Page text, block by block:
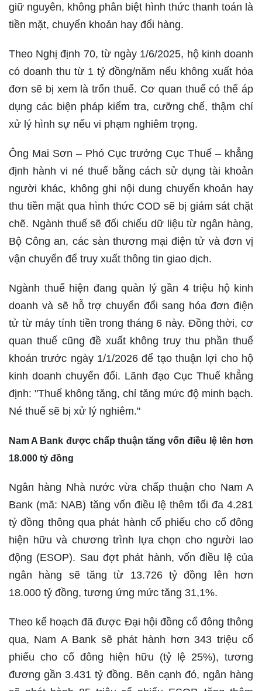
giữ nguyên, không phân biệt hình thức thanh toán là
tiền mặt, chuyển khoản hay đổi hàng.
Theo Nghị định 70, từ ngày 1/6/2025, hộ kinh doanh
có doanh thu từ 1 tỷ đồng/năm nếu không xuất hóa
đơn sẽ bị xem là trốn thuế. Cơ quan thuế có thể áp
dụng các biện pháp kiểm tra, cưỡng chế, thậm chí
xử lý hình sự nếu vi phạm nghiêm trọng.
Ông Mai Sơn – Phó Cục trưởng Cục Thuế – khẳng
định hành vi né thuế bằng cách sử dụng tài khoản
người khác, không ghi nội dung chuyển khoản hay
thu tiền mặt qua hình thức COD sẽ bị giám sát chặt
chẽ. Ngành thuế sẽ đối chiếu dữ liệu từ ngân hàng,
Bộ Công an, các sàn thương mại điện tử và đơn vị
vận chuyển để truy xuất thông tin giao dịch.
Ngành thuế hiện đang quản lý gần 4 triệu hộ kinh
doanh và sẽ hỗ trợ chuyển đổi sang hóa đơn điện
tử từ máy tính tiền trong tháng 6 này. Đồng thời, cơ
quan thuế cũng đề xuất không truy thu phần thuế
khoán trước ngày 1/1/2026 để tạo thuận lợi cho hộ
kinh doanh chuyển đổi. Lãnh đạo Cục Thuế khẳng
định: "Thuế không tăng, chỉ tăng mức độ minh bạch.
Né thuế sẽ bị xử lý nghiêm."
Nam A Bank được chấp thuận tăng vốn điều lệ lên hơn
18.000 tỷ đồng
Ngân hàng Nhà nước vừa chấp thuận cho Nam A
Bank (mã: NAB) tăng vốn điều lệ thêm tối đa 4.281
tỷ đồng thông qua phát hành cổ phiếu cho cổ đông
hiện hữu và chương trình lựa chọn cho người lao
động (ESOP). Sau đợt phát hành, vốn điều lệ của
ngân hàng sẽ tăng từ 13.726 tỷ đồng lên hơn
18.000 tỷ đồng, tương ứng mức tăng 31,1%.
Theo kế hoạch đã được Đại hội đồng cổ đông thông
qua, Nam A Bank sẽ phát hành hơn 343 triệu cổ
phiếu cho cổ đông hiện hữu (tỷ lệ 25%), tương
đương gần 3.431 tỷ đồng. Bên cạnh đó, ngân hàng